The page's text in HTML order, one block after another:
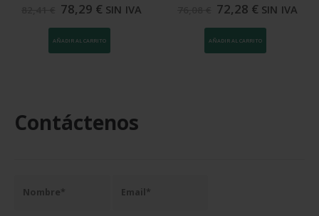
78,29 € SIN IVA
AÑADIR AL CARRITO
72,28 € SIN IVA
AÑADIR AL CARRITO
Contáctenos